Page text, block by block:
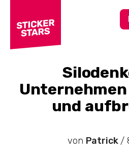
Feuerwehr-
Karneval-
und
von Patrick /